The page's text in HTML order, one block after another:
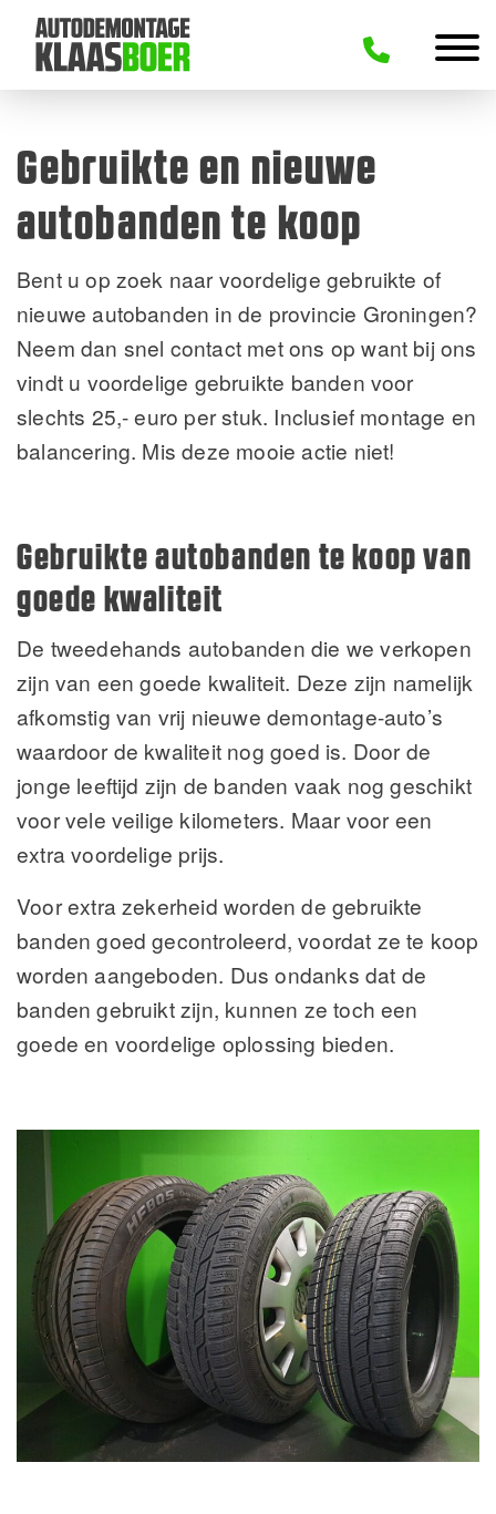
Gebruikte en nieuwe
autobanden te koop
Bent u op zoek naar voordelige gebruikte of
nieuwe autobanden in de provincie Groningen?
Neem dan snel contact met ons op want bij ons
vindt u voordelige gebruikte banden voor
slechts 25,- euro per stuk. Inclusief montage en
balancering. Mis deze mooie actie niet!
Gebruikte autobanden te koop van
goede kwaliteit
De tweedehands autobanden die we verkopen
zijn van een goede kwaliteit. Deze zijn namelijk
afkomstig van vrij nieuwe demontage-auto’s
waardoor de kwaliteit nog goed is. Door de
jonge leeftijd zijn de banden vaak nog geschikt
voor vele veilige kilometers. Maar voor een
extra voordelige prijs.
Voor extra zekerheid worden de gebruikte
banden goed gecontroleerd, voordat ze te koop
worden aangeboden. Dus ondanks dat de
banden gebruikt zijn, kunnen ze toch een
goede en voordelige oplossing bieden.